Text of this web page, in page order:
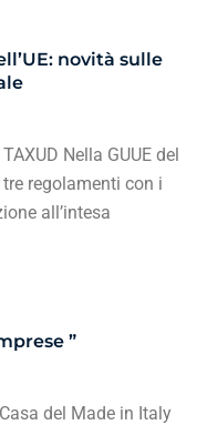
novità sulle
Nella GUUE del
regolamenti con i
all’intesa
”
del Made in Italy